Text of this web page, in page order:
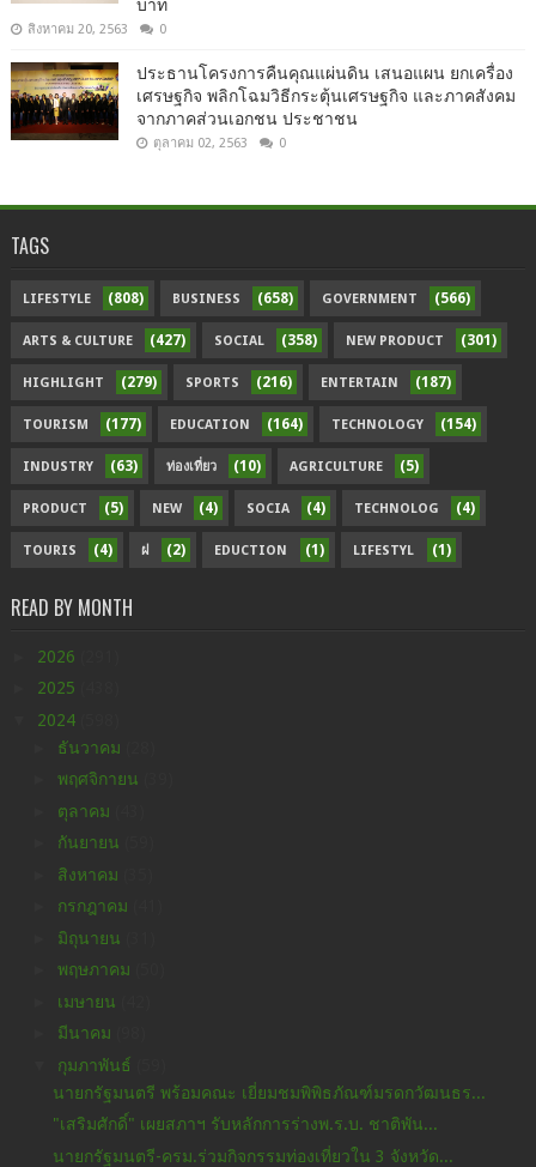
บาท
สิงหาคม 20, 2563 0
ประธานโครงการคืนคุณแผ่นดิน เสนอแผน ยกเครื่อง
เศรษฐกิจ พลิกโฉมวิธีกระตุ้นเศรษฐกิจ และภาคสังคม
จากภาคส่วนเอกชน ประชาชน
ตุลาคม 02, 2563 0
TAGS
LIFESTYLE (808) BUSINESS (658) GOVERNMENT (566)
ARTS & CULTURE (427) SOCIAL (358) NEW PRODUCT (301)
HIGHLIGHT (279) SPORTS (216) ENTERTAIN (187)
TOURISM (177) EDUCATION (164) TECHNOLOGY (154)
INDUSTRY (63) ท่องเที่ยว (10) AGRICULTURE (5)
PRODUCT (5) NEW (4) SOCIA (4) TECHNOLOG (4)
TOURIS (4) ฝ (2) EDUCTION (1) LIFESTYL (1)
READ BY MONTH
2026
2025
2024
ธันวาคม
พฤศจิกายน
ตุลาคม
กันยายน
สิงหาคม
กรกฎาคม
มิถุนายน
พฤษภาคม
เมษายน
มีนาคม
กุมภาพันธ์
นายกรัฐมนตรี พร้อมคณะ เยี่ยมชมพิพิธภัณฑ์มรดกวัฒนธร...
"เสริมศักดิ์" เผยสภาฯ รับหลักการร่างพ.ร.บ. ชาติพัน...
นายกรัฐมนตรี-ครม.ร่วมกิจกรรมท่องเที่ยวใน 3 จังหวัด...